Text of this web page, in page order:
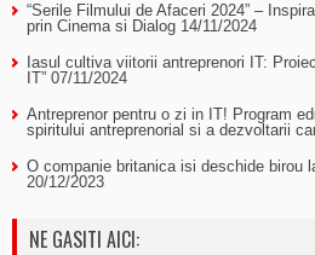
“Serile Filmului de Afaceri 2024” –
prin Cinema si Dialog 14/11/2024
Iasul cultiva viitorii antreprenori IT:
IT” 07/11/2024
Antreprenor pentru o zi in IT! Program
spiritului antreprenorial si a dezvoltarii
O companie britanica isi deschide birou
20/12/2023
NE GASITI AICI: